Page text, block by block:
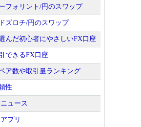
フォリント/円のスワップ
ズロチ/円のスワップ
んだ初心者にやさしいFX口座
できるFX口座
ア数や取引量ランキング
性
ュース
プリ